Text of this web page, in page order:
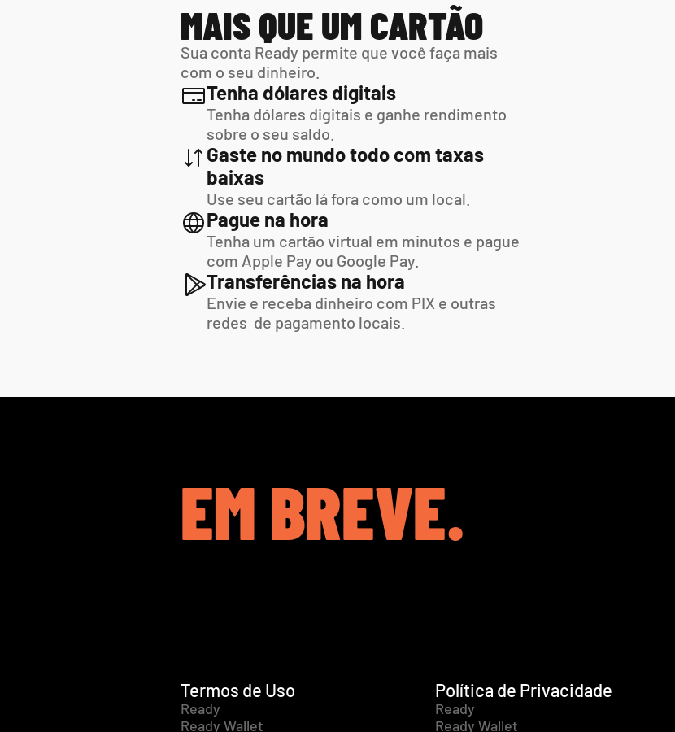
MAIS QUE UM CARTÃO
Sua conta Ready permite que você faça mais
com o seu dinheiro.
Tenha dólares digitais
Tenha dólares digitais e ganhe rendimento
sobre o seu saldo.
Gaste no mundo todo com taxas
baixas
Use seu cartão lá fora como um local.
Pague na hora
Tenha um cartão virtual em minutos e pague
com Apple Pay ou Google Pay.
Transferências na hora
Envie e receba dinheiro com PIX e outras
redes  de pagamento locais.
EM BREVE.
Termos de Uso
Ready
Ready Wallet
Política de Privacidade
Ready
Ready Wallet